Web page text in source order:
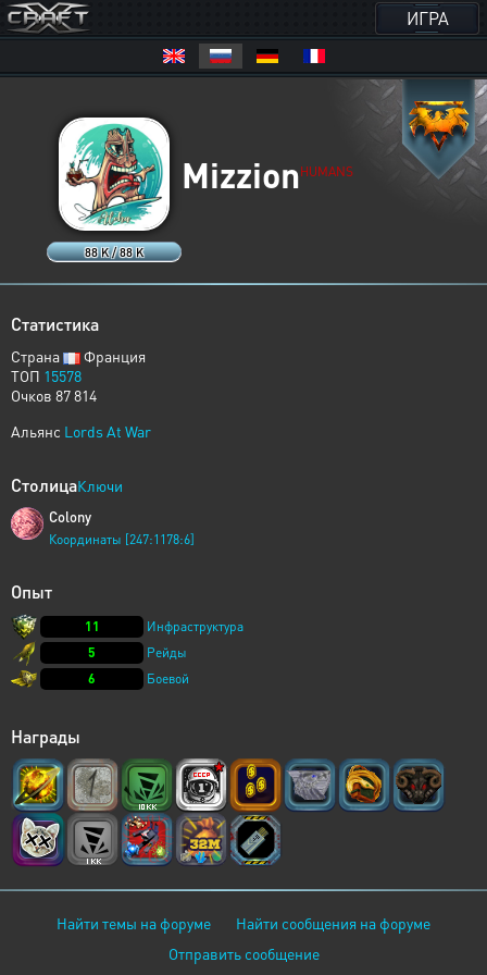
ИГРА
88 K / 88 K
MizzionHUMANS
Статистика
Страна
Франция
ТОП 15578
Очков 87 814
Альянс Lords At War
СтолицаКлючи
Colony
Координаты [247:1178:6]
Опыт
11
Инфраструктура
5
Рейды
6
Боевой
Награды
Найти темы на форуме
Найти сообщения на форуме
Отправить сообщение